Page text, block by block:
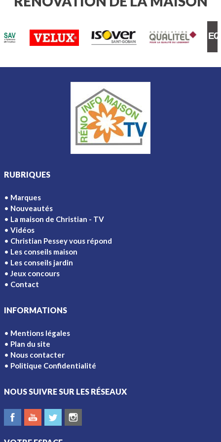
RUBRIQUES
Marques
Nouveautés
La maison de Christian - TV
Vidéos
Christian Pessey vous répond
Les conseils maison
Les conseils jardin
Jeux concours
Contact
INFORMATIONS
Mentions légales
Plan du site
Nous contacter
Politique Confidentialité
NOUS SUIVRE SUR LES RÉSEAUX